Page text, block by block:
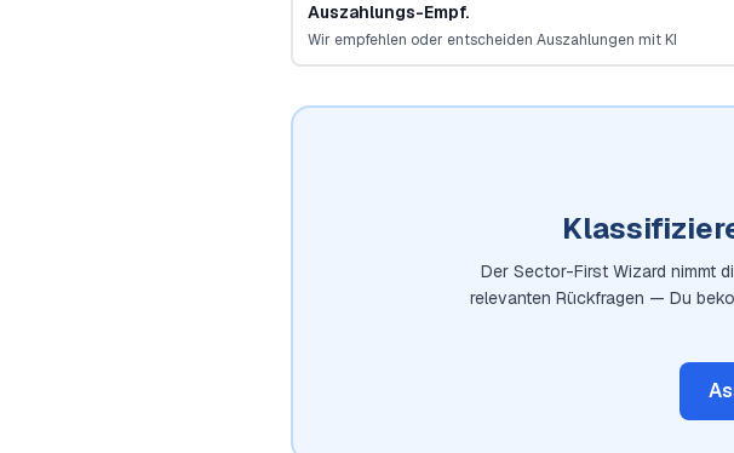
Auszahlungs-Empf.
Wir empfehlen oder entscheiden Auszahlungen mit KI
Der Sector-First Wizard nimmt
relevanten Rückfragen — Du